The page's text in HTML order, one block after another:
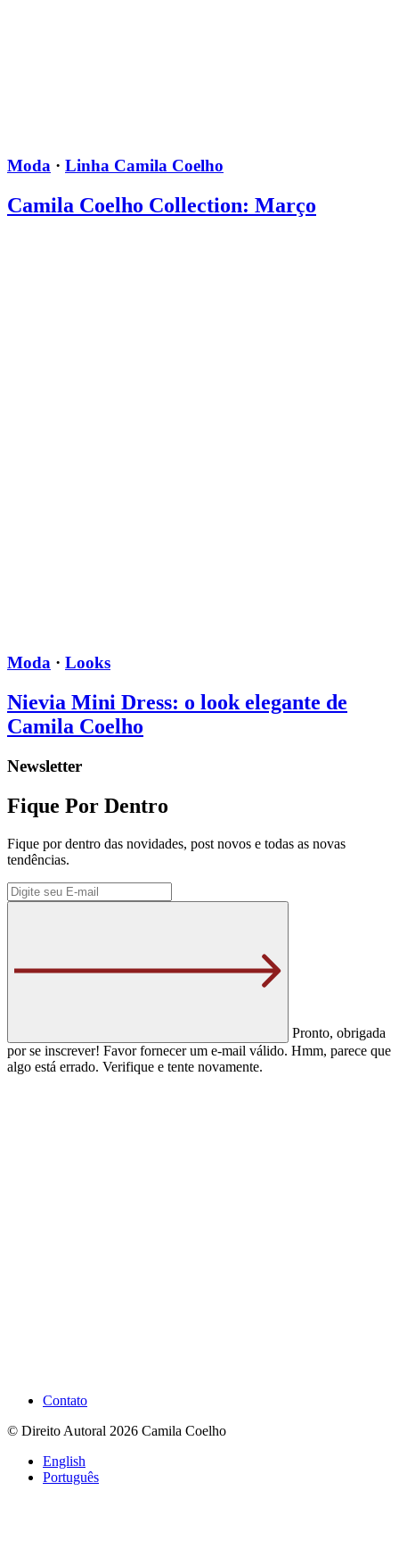
Moda · Linha Camila Coelho
Camila Coelho Collection: Março
Moda · Looks
Nievia Mini Dress: o look elegante de
Camila Coelho
Newsletter
Fique Por Dentro
Fique por dentro das novidades, post novos e todas as novas
tendências.
Pronto, obrigada
por se inscrever! Favor fornecer um e-mail válido. Hmm, parece que
algo está errado. Verifique e tente novamente.
Contato
© Direito Autoral 2026 Camila Coelho
English
Português